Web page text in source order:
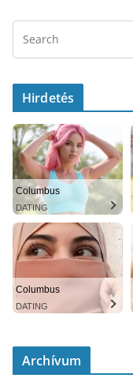
Hirdetés
Columbus
DATING
Columbus
DATING
Archívum